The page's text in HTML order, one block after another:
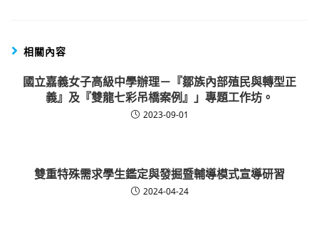
相關內容
國立嘉義女子高級中學辦理－『鄒族內部殖民與轉型正
義』及『雙龍七彩吊橋案例』」專題工作坊。
2023-09-01
雙重特殊需求學生鑑定與發掘暨輔導模式宣導研習
2024-04-24